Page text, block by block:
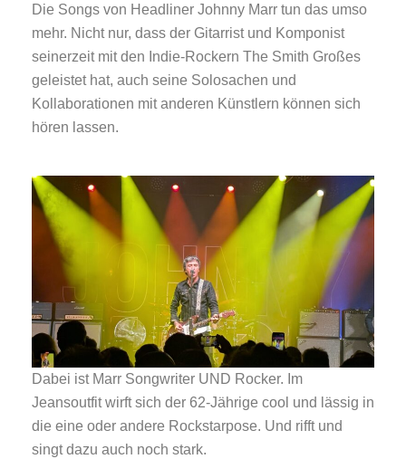
Die Songs von Headliner Johnny Marr tun das umso
mehr. Nicht nur, dass der Gitarrist und Komponist
seinerzeit mit den Indie-Rockern The Smith Großes
geleistet hat, auch seine Solosachen und
Kollaborationen mit anderen Künstlern können sich
hören lassen.
Dabei ist Marr Songwriter UND Rocker. Im
Jeansoutfit wirft sich der 62-Jährige cool und lässig in
die eine oder andere Rockstarpose. Und rifft und
singt dazu auch noch stark.